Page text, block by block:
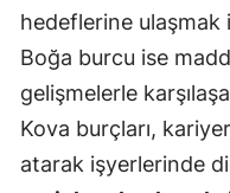
hedeflerine
Boğa burcu ise
gelişmelerle
Kova burçları,
atarak işyerlerinde